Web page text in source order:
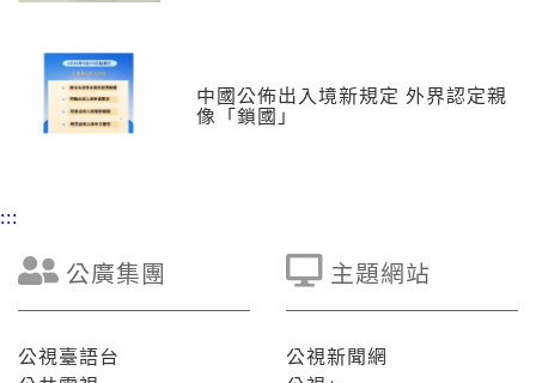
中國公佈出入境新規定 外界認定親
像「鎖國」
:::
公廣集團
公視臺語台
主題網站
公視新聞網